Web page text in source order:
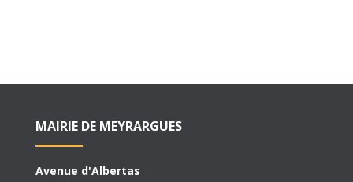
MAIRIE DE MEYRARGUES
Avenue d'Albertas